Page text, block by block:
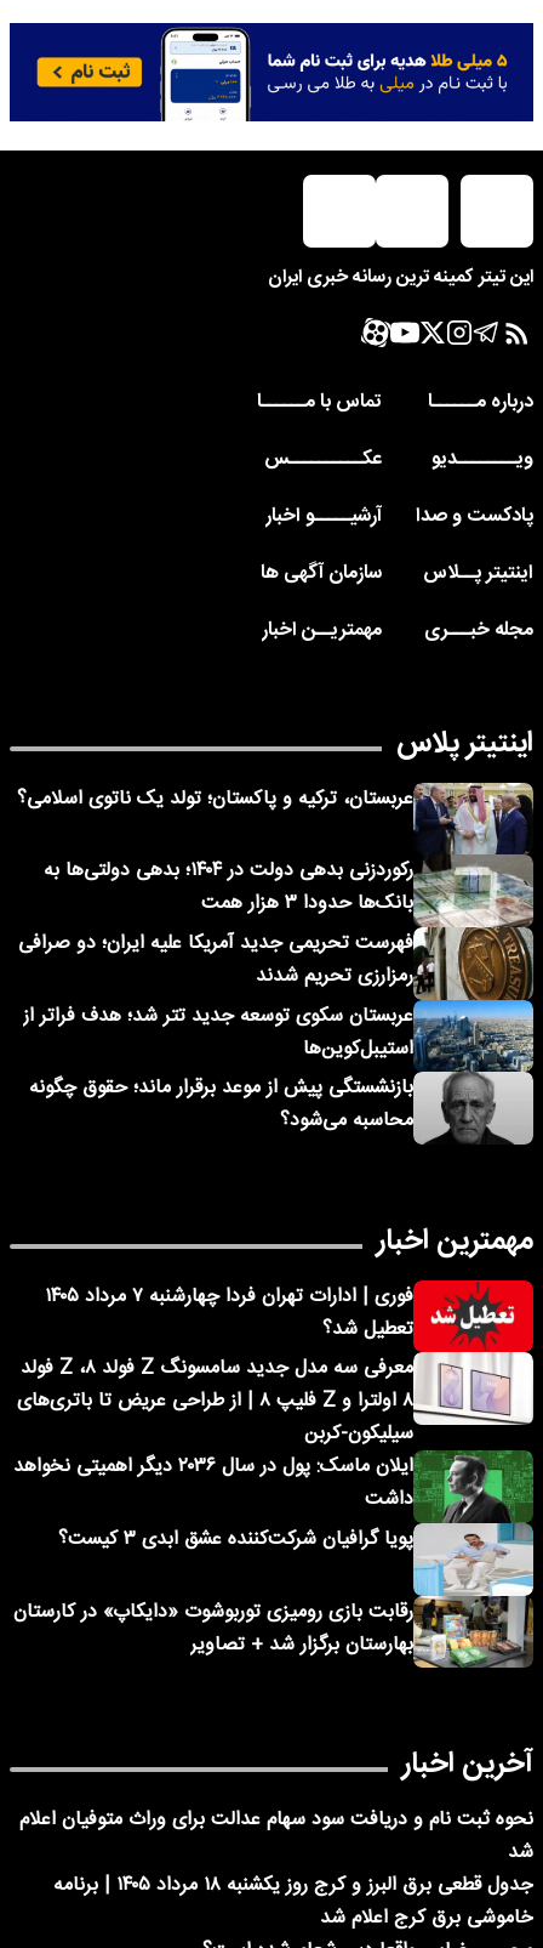
این تیتر کمینه ترین رسانه خبری ایران
درباره مــــــا
تماس با مــــــا
ویــــــــدیو
عکــــــــــس
پادکست و صدا
آرشیـــــو اخبار
اینتیتر پــلاس
سازمان آگهی ها
مجله خبـــری
مهمتریــن اخبار
اینتیتر پلاس
عربستان، ترکیه و پاکستان؛ تولد یک ناتوی اسلامی؟
رکوردزنی بدهی دولت در ۱۴۰۴؛ بدهی دولتی‌ها به
بانک‌ها حدودا ۳ هزار همت
فهرست تحریمی جدید آمریکا علیه ایران؛ دو صرافی
رمزارزی تحریم شدند
عربستان سکوی توسعه جدید تتر شد؛ هدف فراتر از
استیبل‌کوین‌ها
بازنشستگی پیش از موعد برقرار ماند؛ حقوق چگونه
محاسبه می‌شود؟
مهمترین اخبار
فوری | ادارات تهران فردا چهارشنبه ۷ مرداد ۱۴۰۵
تعطیل شد؟
معرفی سه مدل جدید سامسونگ Z فولد ۸، Z فولد
۸ اولترا و Z فلیپ ۸ | از طراحی عریض تا باتری‌های
سیلیکون-کربن
ایلان ماسک: پول در سال ۲۰۳۶ دیگر اهمیتی نخواهد
داشت
پویا گرافیان شرکت‌کننده عشق ابدی ۳ کیست؟
رقابت بازی رومیزی توربوشوت «دایکاپ» در کارستان
بهارستان برگزار شد + تصاویر
آخرین اخبار
نحوه ثبت نام و دریافت سود سهام عدالت برای وراث متوفیان اعلام
شد
جدول قطعی برق البرز و کرج روز یکشنبه ۱۸ مرداد ۱۴۰۵ | برنامه
خاموشی برق کرج اعلام شد